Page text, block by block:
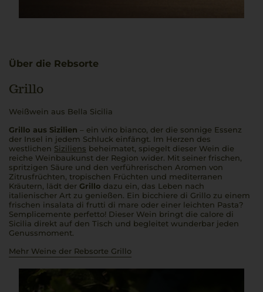
Über die Rebsorte
Grillo
Weißwein aus Bella Sicilia
Grillo aus Sizilien – ein vino bianco, der die sonnige Essenz
der Insel in jedem Schluck einfängt. Im Herzen des
westlichen Siziliens beheimatet, spiegelt dieser Wein die
reiche Weinbaukunst der Region wider. Mit seiner frischen,
spritzigen Säure und den verführerischen Aromen von
Zitrusfrüchten, tropischen Früchten und mediterranen
Kräutern, lädt der Grillo dazu ein, das Leben nach
italienischer Art zu genießen. Ein bicchiere di Grillo zu einem
frischen insalata di frutti di mare oder einer leichten Pasta?
Semplicemente perfetto! Dieser Wein bringt die calore di
Sicilia direkt auf den Tisch und begleitet wunderbar jeden
Genussmoment.
Mehr Weine der Rebsorte Grillo